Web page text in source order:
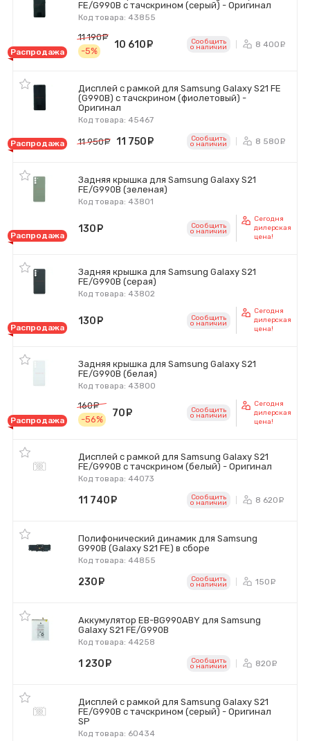
FE/G990B с тачскрином (серый) - Оригинал
Код товара: 43855
Распродажа
11 190
-5%
10 610 руб.Сообщить
o наличии 8 400
Дисплей с рамкой для Samsung Galaxy S21 FE
(G990B) с тачскрином (фиолетовый) -
Оригинал
Код товара: 45467
Распродажа 11 950 руб.
11 750 руб.Сообщить
o наличии 8 580
Задняя крышка для Samsung Galaxy S21
FE/G990B (зеленая)
Код товара: 43801
Распродажа
130 Сообщить
o наличии
Сегодня
дилерская
цена!
Задняя крышка для Samsung Galaxy S21
FE/G990B (серая)
Код товара: 43802
Распродажа
130 Сообщить
o наличии
Сегодня
дилерская
цена!
Задняя крышка для Samsung Galaxy S21
FE/G990B (белая)
Код товара: 43800
Распродажа
160
руб.
-56%
70 Сообщить
o наличии
Сегодня
дилерская
цена!
Дисплей с рамкой для Samsung Galaxy S21
FE/G990B с тачскрином (белый) - Оригинал
Код товара: 44073
11 740 Сообщить
o наличии 8 620
Полифонический динамик для Samsung
G990B (Galaxy S21 FE) в сборе
Код товара: 44855
230 Сообщить
o наличии 150
Аккумулятор EB-BG990ABY для Samsung
Galaxy S21 FE/G990B
Код товара: 44258
1 230 Сообщить
o наличии 820
Дисплей с рамкой для Samsung Galaxy S21
FE/G990B с тачскрином (серый) - Оригинал
SP
Код товара: 60434